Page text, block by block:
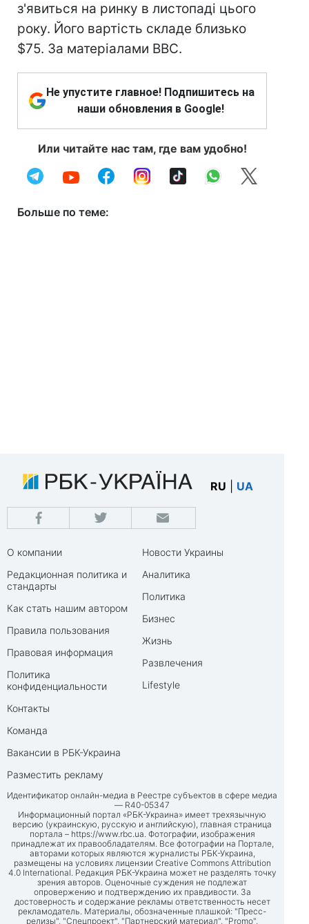
з'явиться на ринку в листопаді цього
року. Його вартість складе близько
$75. За матеріалами ВВС.
Не упустите главное! Подпишитесь на
наши обновления в Google!
Или читайте нас там, где вам удобно!
Больше по теме:
RU UA
О компании
Редакционная политика и
стандарты
Как стать нашим автором
Правила пользования
Правовая информация
Политика
конфиденциальности
Контакты
Команда
Вакансии в РБК-Украина
Разместить рекламу
Новости Украины
Аналитика
Политика
Бизнес
Жизнь
Развлечения
Lifestyle
Идентификатор онлайн-медиа в Реестре субъектов в сфере медиа
— R40-05347
Информационный портал «РБК-Украина» имеет трехязычную
версию (украинскую, русскую и английскую), главная страница
портала – https://www.rbc.ua. Фотографии, изображения
принадлежат их правообладателям. Все фотографии на Портале,
авторами которых являются журналисты РБК-Украина,
размещены на условиях лицензии Creative Commons Attribution
4.0 International. Редакция РБК-Украина может не разделять точку
зрения авторов. Оценочные суждения не подлежат
опровержению и подтверждению их правдивости. За
достоверность и содержание рекламы ответственность несет
рекламодатель. Материалы, обозначенные плашкой: "Пресс-
релизы", "Спецпроект", "Партнерский материал", "Promo",